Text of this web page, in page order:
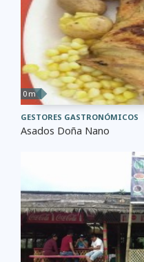
0 m
GESTORES GASTRONÓMICOS
Asados Doña Nano